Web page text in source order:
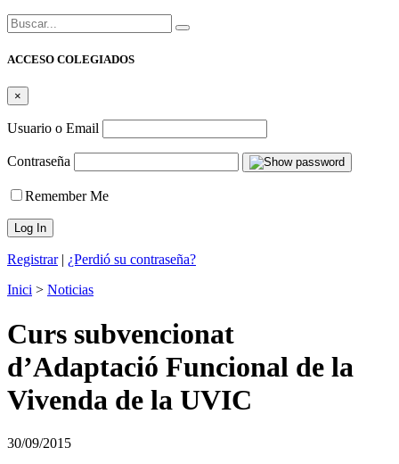
Buscar:
ACCESO COLEGIADOS
×
Usuario o Email
Contraseña
Remember Me
Registrar| ¿Perdió su contraseña?
Inici > Noticias
Curs subvencionat
d’Adaptació Funcional de la
Vivenda de la UVIC
30/09/2015